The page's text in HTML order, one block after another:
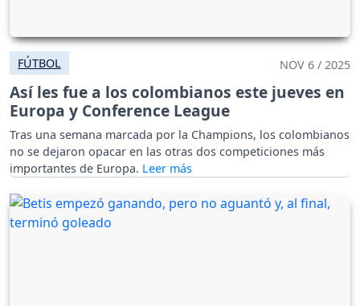
FÚTBOL NOV 6 / 2025
Así les fue a los colombianos este jueves en
Europa y Conference League
Tras una semana marcada por la Champions, los colombianos
no se dejaron opacar en las otras dos competiciones más
importantes de Europa.